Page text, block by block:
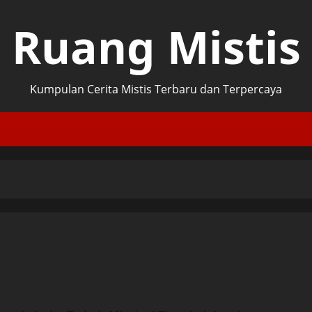
Ruang Mistis
Kumpulan Cerita Mistis Terbaru dan Terpercaya